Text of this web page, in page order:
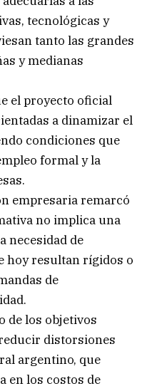
tecnológicas y
tanto las grandes
y medianas
el proyecto oficial
a dinamizar el
condiciones que
formal y la
empresaria remarcó
no implica una
necesidad de
hoy resultan rígidos o
de
de los objetivos
distorsiones
argentino, que
en los costos de